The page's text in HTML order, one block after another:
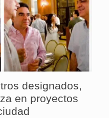
designados,
en proyectos